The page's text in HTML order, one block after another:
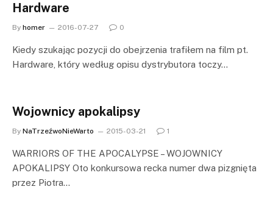
Hardware
By homer 2016-07-27 0
Kiedy szukając pozycji do obejrzenia trafiłem na film pt.
Hardware, który według opisu dystrybutora toczy…
Wojownicy apokalipsy
By NaTrzeźwoNieWarto 2015-03-21 1
WARRIORS OF THE APOCALYPSE – WOJOWNICY
APOKALIPSY Oto konkursowa recka numer dwa pizgnięta
przez Piotra…